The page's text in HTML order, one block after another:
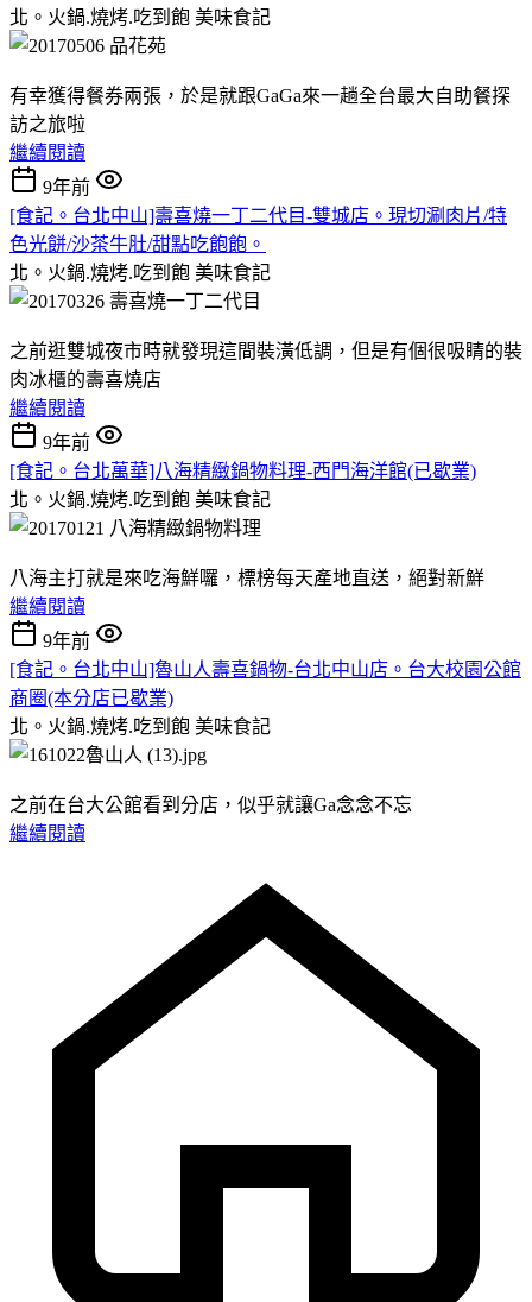
北。火鍋.燒烤.吃到飽 美味食記
有幸獲得餐券兩張，於是就跟GaGa來一趟全台最大自助餐探
訪之旅啦
繼續閱讀
9年前
[食記。台北中山]壽喜燒一丁二代目-雙城店。現切涮肉片/特
色光餅/沙茶牛肚/甜點吃飽飽。
北。火鍋.燒烤.吃到飽 美味食記
之前逛雙城夜市時就發現這間裝潢低調，但是有個很吸睛的裝
肉冰櫃的壽喜燒店
繼續閱讀
9年前
[食記。台北萬華]八海精緻鍋物料理-西門海洋館(已歇業)
北。火鍋.燒烤.吃到飽 美味食記
八海主打就是來吃海鮮囉，標榜每天產地直送，絕對新鮮
繼續閱讀
9年前
[食記。台北中山]魯山人壽喜鍋物-台北中山店。台大校園公館
商圈(本分店已歇業)
北。火鍋.燒烤.吃到飽 美味食記
之前在台大公館看到分店，似乎就讓Ga念念不忘
繼續閱讀